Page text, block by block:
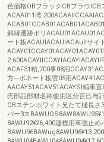
色価格OBフラックCBブラウ
ACAA011湾
解縁遷跡ポリ
ート板ACAUlACAUlACAullサイ
ACAY01CCAY01ACAY01ACAY01
ACAF31粕,700事08用
方―ボネート板雪05用
AACAY51ACAV51ACAYSl輔車
売部品部材名称使用区分言己与
OBステンホワイト兄たて樋長
バー3ス
8AWU92¥26,400運標用車強止め